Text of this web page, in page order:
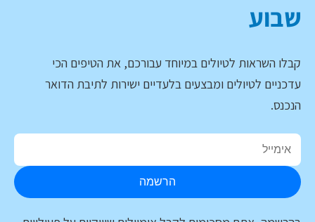
שבוע
קבלו השראות לטיולים במיוחד עבורכם, את הטיפים הכי
עדכניים לטיולים ומבצעים בלעדיים ישירות לתיבת הדואר
הנכנס.
הרשמה